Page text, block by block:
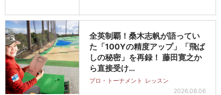
全英制覇！桑木志帆が語ってい
た「100Yの精度アップ」「飛ば
しの秘密」を再録！ 藤田寛之か
ら直接受け…
プロ・トーナメント レッスン
2026.08.06